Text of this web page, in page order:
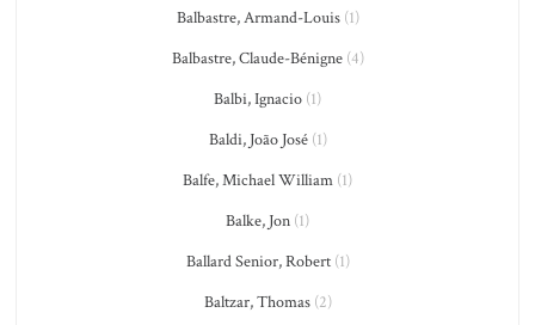
Balbastre, Armand-Louis(1)
Balbastre, Claude-Bénigne(4)
Balbi, Ignacio (1)
Baldi, João José(1)
Balfe, Michael William (1)
Balke, Jon (1)
Ballard Senior, Robert(1)
Baltzar, Thomas(2)